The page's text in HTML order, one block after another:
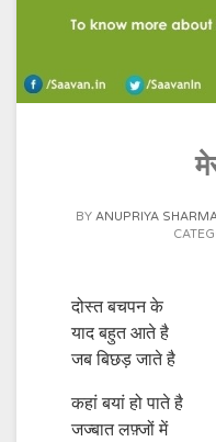
BY ANUPRIYA
दोस्त बचपन के
याद बहुत आते है
जब बिछड़ जाते है
कहां बयां हो पाते है
जज्बात लफ़्जों में